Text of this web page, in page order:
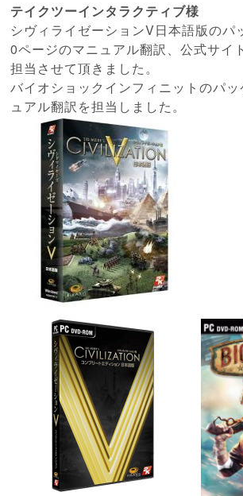
テイクツーインタラクティブ様
シヴィライゼーションV日本語版のパ
0ページのマニュアル翻訳、公式サイ
担当させて頂きました。
バイオショックインフィニットのパ
ュアル翻訳を担当しました。